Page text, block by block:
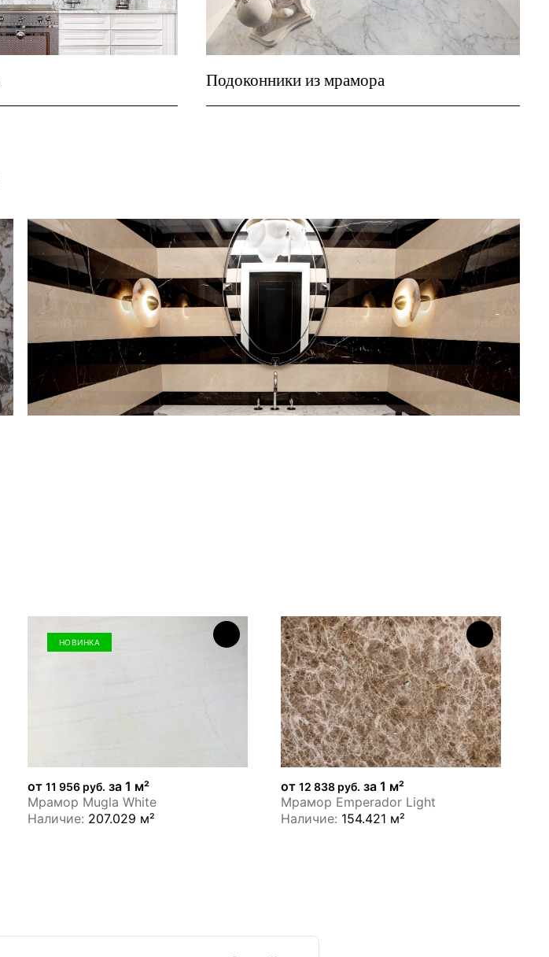
Подоконники из мрамора
НОВИНКА
от 11 956 руб. за 1 м²
Мрамор Mugla White
Наличие: 207.029 м²
от 12 838 руб. за 1 м²
Мрамор Emperador Light
Наличие: 154.421 м²